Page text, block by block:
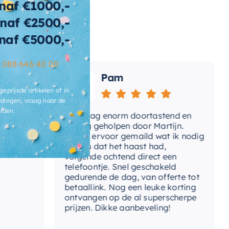
128 KG
3-4 weken
Pam
Vandaag enorm doortastend en
prettig geholpen door Martijn.
Avond ervoor gemaild wat ik nodig
had en dat het haast had,
volgende ochtend direct een
telefoontje. Snel geschakeld
gedurende de dag, van offerte tot
betaallink. Nog een leuke korting
ontvangen op de al superscherpe
prijzen. Dikke aanbeveling!
€1000,-
€2500,-
€5000,-
088 646 40 00
artikelen of in
vraag naar de